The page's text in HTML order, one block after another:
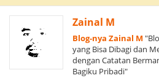
Zainal M
Blog-nya Zainal M
yang Bisa Dibagi dan
dengan Catatan
Bagiku Pribadi"